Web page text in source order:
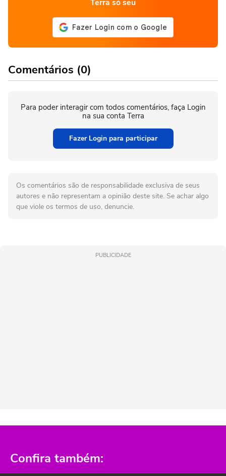
Terra só seu
Comentários (0)
Para poder interagir com todos comentários, faça Login
na sua conta Terra
Fazer Login para participar
Os comentários são de responsabilidade exclusiva de seus
autores e não representam a opinião deste site. Se achar algo
que viole os termos de uso, denuncie.
PUBLICIDADE
Confira também: